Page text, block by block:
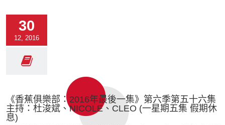
30
12, 2016
《香蕉俱樂部：2016年最後一集》第六季第五十六集
主持：杜浚斌、NICOLE、CLEO (一星期五集 假期休
息)